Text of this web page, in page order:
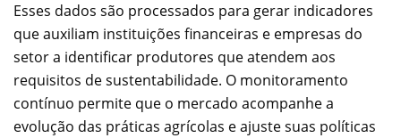
Esses dados são processados para gerar indicadores
que auxiliam instituições financeiras e empresas do
setor a identificar produtores que atendem aos
requisitos de sustentabilidade. O monitoramento
contínuo permite que o mercado acompanhe a
evolução das práticas agrícolas e ajuste suas políticas